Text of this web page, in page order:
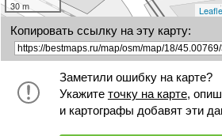
30 m
Копировать ссылку на эту карту:
Заметили ошибку на карте?
Укажите точку на карте,
и картографы добавят эти